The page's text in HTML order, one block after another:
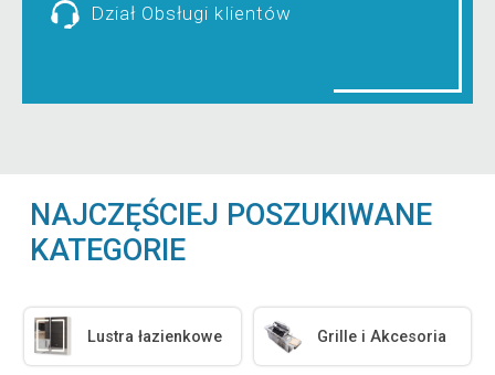
Dział Obsługi klientów
NAJCZĘŚCIEJ POSZUKIWANE
KATEGORIE
Lustra łazienkowe Grille i Akcesoria